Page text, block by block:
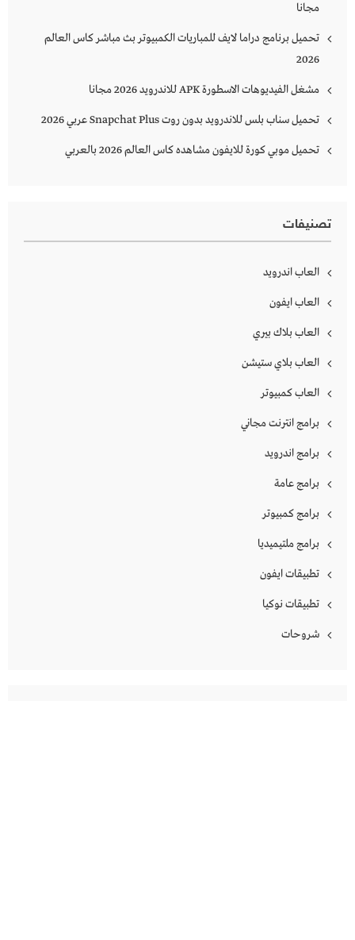
مجانا
تحميل برنامج دراما لايف للمباريات الكمبيوتر بث مباشر كاس العالم
2026
مشغل الفيديوهات الاسطورة APK للاندرويد 2026 مجانا
تحميل سناب بلس للاندرويد بدون روت Snapchat Plus‏ عربي 2026
تحميل موبي كورة للايفون مشاهده كاس العالم 2026 بالعربي
تصنيفات
العاب اندرويد
العاب ايفون
العاب بلاك بيري
العاب بلاي ستيشن
العاب كمبيوتر
برامج انترنت مجاني
برامج اندرويد
برامج عامة
برامج كمبيوتر
برامج ملتيميديا
تطبيقات ايفون
تطبيقات نوكيا
شروحات